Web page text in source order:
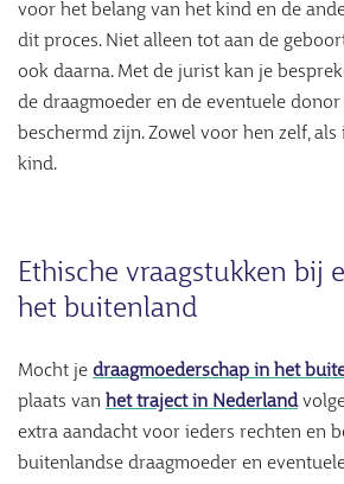
voor het belang van het kind en de
dit proces. Niet alleen tot aan de
ook daarna. Met de jurist kan je
de draagmoeder en de eventuele
beschermd zijn. Zowel voor hen zelf,
kind.
Ethische vraagstukken bij
het buitenland
Mocht je draagmoederschap in het
plaats van het traject in Nederland
extra aandacht voor ieders rechten en
buitenlandse draagmoeder en